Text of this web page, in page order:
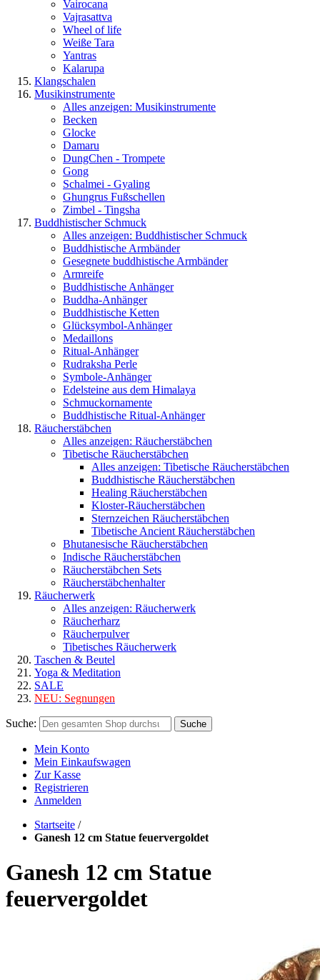
Vairocana
Vajrasattva
Wheel of life
Weiße Tara
Yantras
Kalarupa
Klangschalen
Musikinstrumente
Alles anzeigen: Musikinstrumente
Becken
Glocke
Damaru
DungChen - Trompete
Gong
Schalmei - Gyaling
Ghungrus Fußschellen
Zimbel - Tingsha
Buddhistischer Schmuck
Alles anzeigen: Buddhistischer Schmuck
Buddhistische Armbänder
Gesegnete buddhistische Armbänder
Armreife
Buddhistische Anhänger
Buddha-Anhänger
Buddhistische Ketten
Glücksymbol-Anhänger
Medaillons
Ritual-Anhänger
Rudraksha Perle
Symbole-Anhänger
Edelsteine aus dem Himalaya
Schmuckornamente
Buddhistische Ritual-Anhänger
Räucherstäbchen
Alles anzeigen: Räucherstäbchen
Tibetische Räucherstäbchen
Alles anzeigen: Tibetische Räucherstäbchen
Buddhistische Räucherstäbchen
Healing Räucherstäbchen
Kloster-Räucherstäbchen
Sternzeichen Räucherstäbchen
Tibetische Ancient Räucherstäbchen
Bhutanesische Räucherstäbchen
Indische Räucherstäbchen
Räucherstäbchen Sets
Räucherstäbchenhalter
Räucherwerk
Alles anzeigen: Räucherwerk
Räucherharz
Räucherpulver
Tibetisches Räucherwerk
Taschen & Beutel
Yoga & Meditation
SALE
NEU: Segnungen
Suche: Suche
Mein Konto
Mein Einkaufswagen
Zur Kasse
Registrieren
Anmelden
Startseite /
Ganesh 12 cm Statue feuervergoldet
Ganesh 12 cm Statue
feuervergoldet